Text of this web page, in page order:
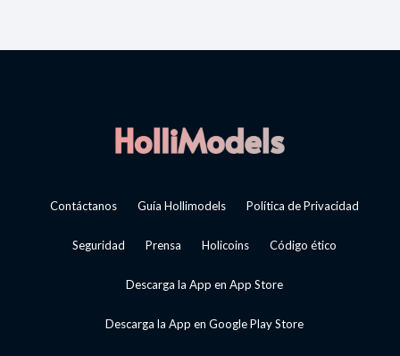
Contáctanos Guía Hollimodels Política de Privacidad
Seguridad Prensa Holicoins Código ético
Descarga la App en App Store
Descarga la App en Google Play Store